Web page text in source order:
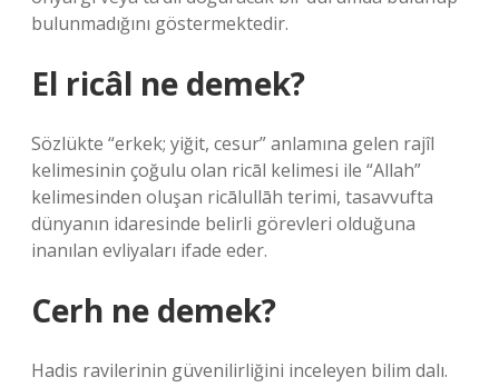
bulunmadığını göstermektedir.
El ricâl ne demek?
Sözlükte “erkek; yiğit, cesur” anlamına gelen rajîl
kelimesinin çoğulu olan ricāl kelimesi ile “Allah”
kelimesinden oluşan ricālullāh terimi, tasavvufta
dünyanın idaresinde belirli görevleri olduğuna
inanılan evliyaları ifade eder.
Cerh ne demek?
Hadis ravilerinin güvenilirliğini inceleyen bilim dalı.